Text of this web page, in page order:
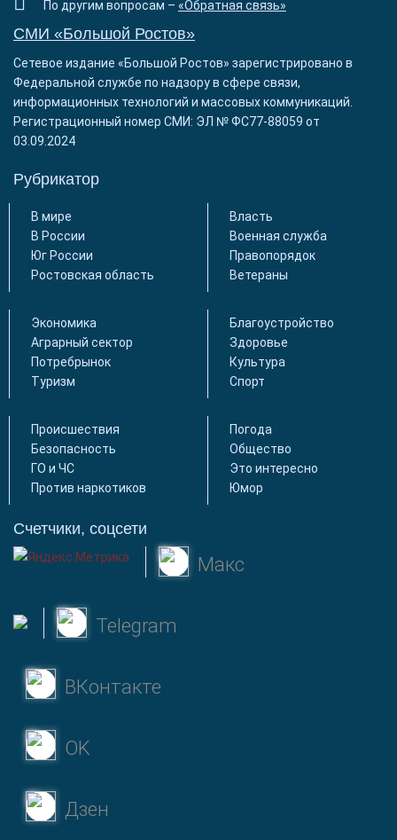
По другим вопросам – «Обратная связь»
СМИ «Большой Ростов»
Сетевое издание «Большой Ростов» зарегистрировано в
Федеральной службе по надзору в сфере связи,
информационных технологий и массовых коммуникаций.
Регистрационный номер СМИ: ЭЛ № ФС77-88059 от
03.09.2024
Рубрикатор
В мире
В России
Юг России
Ростовская область
Власть
Военная служба
Правопорядок
Ветераны
Экономика
Аграрный сектор
Потребрынок
Туризм
Благоустройство
Здоровье
Культура
Спорт
Происшествия
Безопасность
ГО и ЧС
Против наркотиков
Погода
Общество
Это интересно
Юмор
Счетчики, соцсети
Макс
Telegram
ВКонтакте
OK
Дзен